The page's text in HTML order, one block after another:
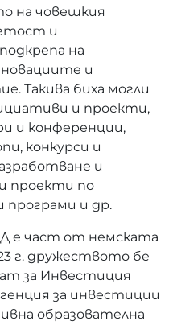
на човешкия
и
на
и
Такива биха могли
и проекти,
и конференции,
конкурси и
и
проекти по
програми и др.
е част от немската
г. дружеството бе
за Инвестиция
за инвестиции
образователна